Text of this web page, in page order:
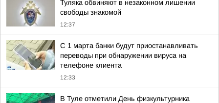
Туляка обвиняют в незаконном лишении
свободы знакомой
12:37
С 1 марта банки будут приостанавливать
переводы при обнаружении вируса на
телефоне клиента
12:33
В Туле отметили День физкультурника